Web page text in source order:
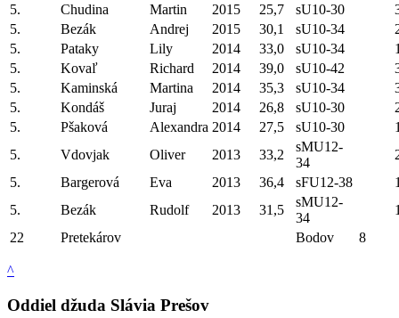
5.
Chudina Martin 2015 25,7 sU10-30
5.
Bezák Andrej 2015 30,1 sU10-34
5.
Pataky Lily 2014 33,0 sU10-34
5.
Kovaľ Richard 2014 39,0 sU10-42
5.
Kaminská Martina 2014 35,3 sU10-34
5.
Kondáš Juraj 2014 26,8 sU10-30
5.
Pšaková Alexandra 2014 27,5 sU10-30
5.
Vdovjak Oliver 2013 33,2
sMU12-
34
5.
Bargerová Eva 2013 36,4 sFU12-38
5.
Bezák Rudolf 2013 31,5
sMU12-
34
22
Pretekárov Bodov 8
^
Oddiel džuda Slávia Prešov